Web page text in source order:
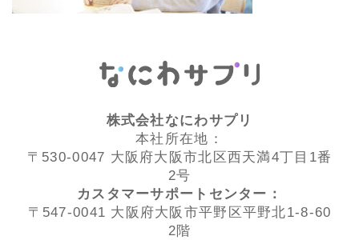
株式会社なにわサプリ
本社所在地：
〒530-0047 大阪府大阪市北区西天満4丁目1番
2号
カスタマーサポートセンター：
〒547-0041 大阪府大阪市平野区平野北1-8-60
2階